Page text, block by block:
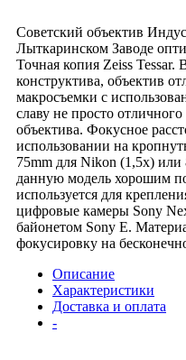
Советский объектив
Лыткаринском Заводе
Точная копия Zeiss Tessar.
конструктива, объектив
макросъемки с
славу не просто
объектива. Фокусное
использовании на
75mm для Nikon (1,5x) или
данную модель хорошим
используется для
цифровые камеры Sony
байонетом Sony E.
фокусировку на
Описание
Характеристики
Доставка и оплата
-